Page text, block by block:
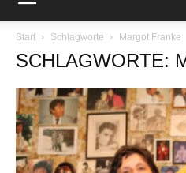
Start Schlagworte Margot Franke
SCHLAGWORTE: